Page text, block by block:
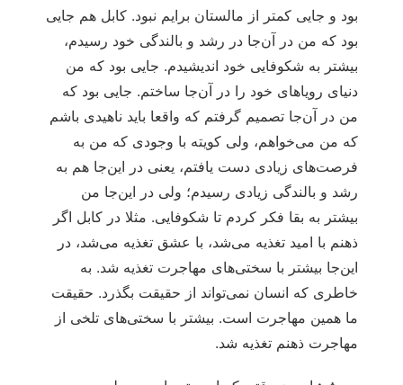
بود و جایی کمتر از مالستان برایم نبود. کابل هم جایی
بود که من در آن‌جا در رشد و بالندگی خود رسیدم،
بیشتر به شکوفایی خود اندیشیدم. جایی بود که من
دنیای رویاهای خود را در آن‌جا ساختم. جایی بود که
من در آن‌جا تصمیم گرفتم که واقعا باید ناهیدی باشم
که من می‌خواهم، ولی کویته با وجودی که من به
فرصت‌های زیادی دست یافتم، یعنی در این‌جا هم به
رشد و بالندگی زیادی رسیدم؛ ولی در این‌جا من
بیشتر به بقا فکر کردم تا شکوفایی. مثلا در کابل اگر
ذهنم با امید تغذیه می‌شد، با عشق تغذیه می‌شد، در
این‌جا بیشتر با سختی‌های مهاجرت تغذیه شد. به
خاطری که انسان نمی‌تواند از حقیقت بگذرد. حقیقت
ما همین مهاجرت است. بیشتر با سختی‌های تلخی از
مهاجرت ذهنم تغذیه شد.